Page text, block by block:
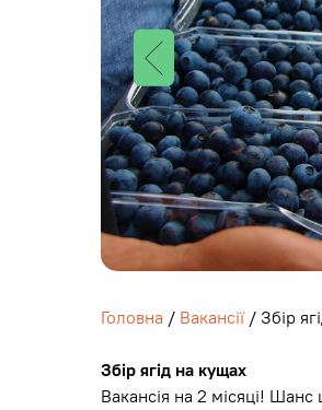
Головна / Вакансії/ Збір
Збір ягід на кущах
Вакансія на 2 місяці!